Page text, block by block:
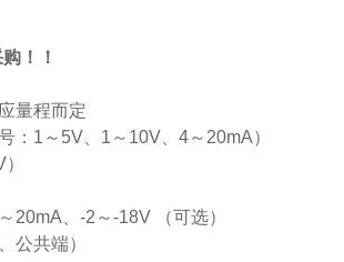
！！
量程而定
： 1 ～ 5V 1 ～ 10V 4～ 20mA）
）
～ 20mA -2 ～-18V
（可选）
公共端）